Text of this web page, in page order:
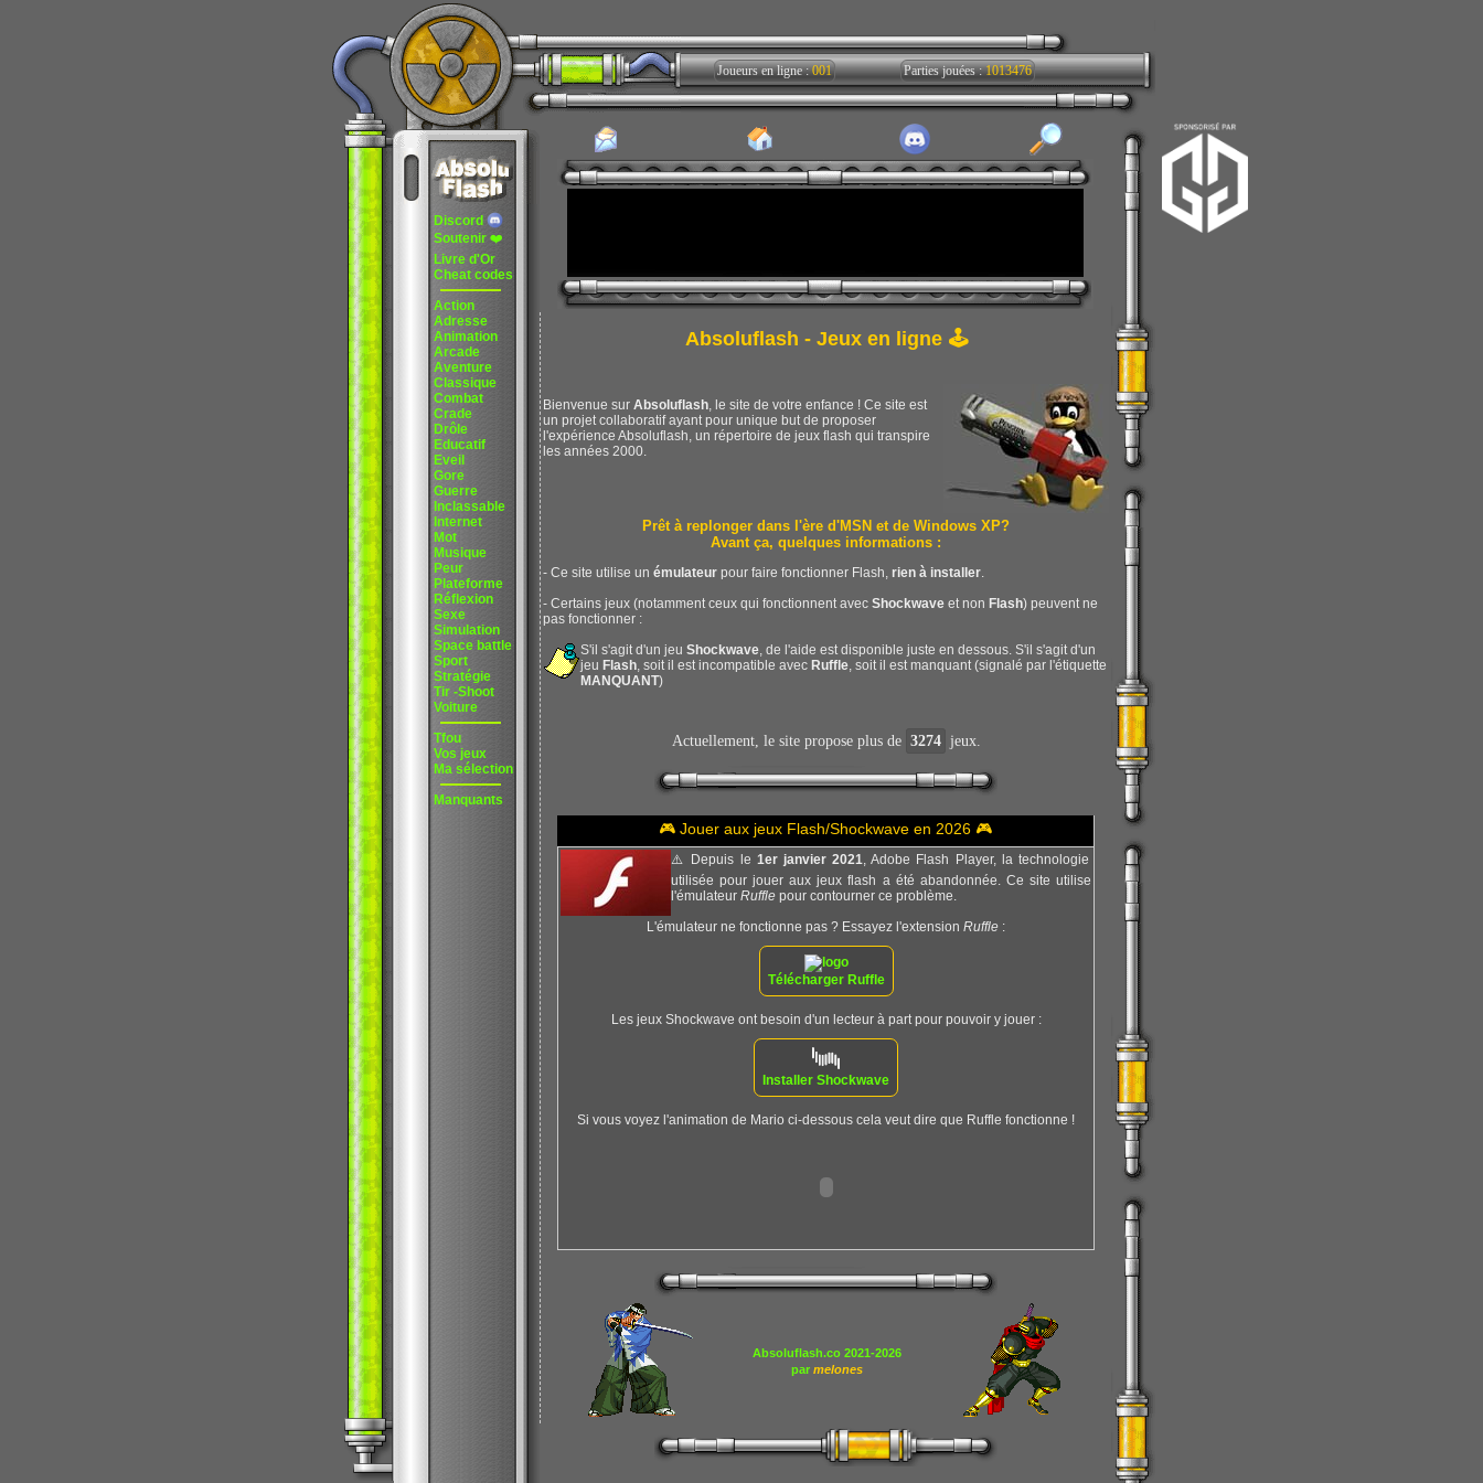
Discord
Soutenir ❤️
Livre d'Or
Cheat codes
Action
Adresse
Animation
Arcade
Aventure
Classique
Combat
Crade
Drôle
Educatif
Eveil
Gore
Guerre
Inclassable
Internet
Mot
Musique
Peur
Plateforme
Réflexion
Sexe
Simulation
Space battle
Sport
Stratégie
Tir -Shoot
Voiture
Tfou
Vos jeux
Ma sélection
Manquants
Joueurs en ligne :001 Parties jouées :1013476
Absoluflash - Jeux en ligne 🕹️
Bienvenue sur Absoluflash , le site de votre enfance ! Ce site est
un projet collaboratif ayant pour unique but de proposer
l'expérience Absoluflash, un répertoire de jeux flash qui transpire
les années 2000.
Prêt à replonger dans l'ère d'MSN et de Windows XP?
Avant ça, quelques informations :
- Ce site utilise un émulateur pour faire fonctionner Flash, rien à installer
- Certains jeux (notamment ceux qui fonctionnent avec Shockwave et non Flash) peuvent ne
pas fonctionner :
S'il s'agit d'un jeu Shockwave , de l'aide est disponible juste en dessous. S'il s'agit d'un
jeu Flash , soit il est incompatible avec Ruffle , soit il est manquant (signalé par l'étiquette
MANQUANT)
Actuellement, le site propose plus de 3274 jeux.
🎮 Jouer aux jeux Flash/Shockwave en 2026 🎮
⚠️ Depuis le 1er janvier 2021 , Adobe Flash Player, la technologie
utilisée pour jouer aux jeux flash a été abandonnée. Ce site utilise
l'émulateur Ruffle pour contourner ce problème.
L'émulateur ne fonctionne pas ? Essayez l'extension Ruffle :
Télécharger Ruffle
Les jeux Shockwave ont besoin d'un lecteur à part pour pouvoir y jouer :
Installer Shockwave
Si vous voyez l'animation de Mario ci-dessous cela veut dire que Ruffle fonctionne !
Absoluflash.co 2021-2026
par melones